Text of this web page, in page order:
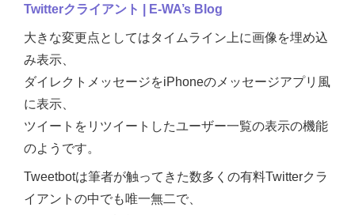
Twitterクライアント | E-WA’s Blog
大きな変更点としてはタイムライン上に画像を埋め込
み表示、
ダイレクトメッセージをiPhoneのメッセージアプリ風
に表示、
ツイートをリツイートしたユーザー一覧の表示の機能
のようです。
Tweetbotは筆者が触ってきた数多くの有料Twitterクラ
イアントの中でも唯一無二で、